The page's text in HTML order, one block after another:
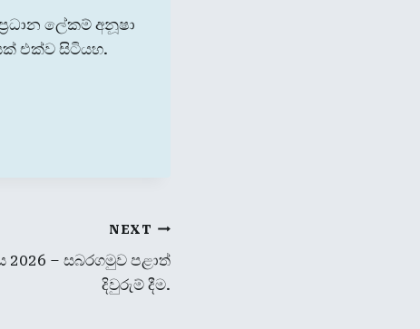
ලේකම් අනූෂා
එක්ව සිටියහ.
NEXT
– සබරගමුව පළාත්
දිවුරුම් දීම.